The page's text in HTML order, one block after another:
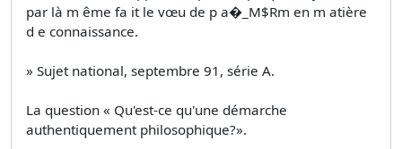
par là m ême fa it le vœu de p a�_M$Rm en m atière
d e connaissance.
» Sujet national, septembre 91, série A.
La question « Qu'est-ce qu'une démarche
authentiquement philosophique?».